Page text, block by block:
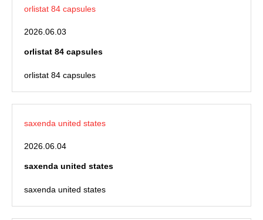
orlistat 84 capsules
2026.06.03
orlistat 84 capsules
orlistat 84 capsules
saxenda united states
2026.06.04
saxenda united states
saxenda united states